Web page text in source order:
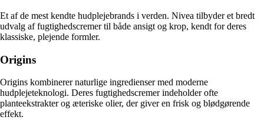
Et af de mest kendte hudplejebrands i verden. Nivea tilbyder et bredt
udvalg af fugtighedscremer til både ansigt og krop, kendt for deres
klassiske, plejende formler.
Origins
Origins kombinerer naturlige ingredienser med moderne
hudplejeteknologi. Deres fugtighedscremer indeholder ofte
planteekstrakter og æteriske olier, der giver en frisk og blødgørende
effekt.